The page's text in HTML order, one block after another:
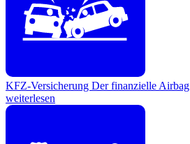
KFZ-Versicherung Der finanzielle Airbag
weiterlesen